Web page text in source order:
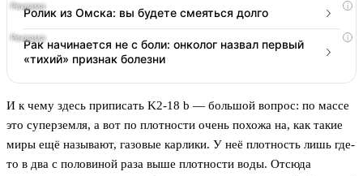
i
Ролик из Омска: вы будете смеяться долго
i
Рак начинается не с боли: онколог назвал первый
«тихий» признак болезни
И к чему здесь приписать K2-18 b — большой вопрос: по массе
это суперземля, а вот по плотности очень похожа на, как такие
миры ещё называют, газовые карлики. У неё плотность лишь где-
то в два с половиной раза выше плотности воды. Отсюда